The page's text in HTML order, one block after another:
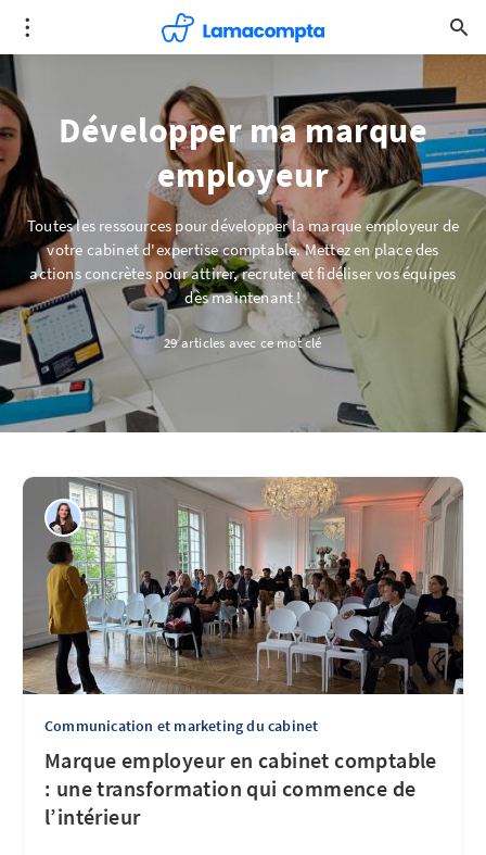
Développer ma marque
employeur
Toutes les ressources pour développer la marque employeur de
votre cabinet d'expertise comptable. Mettez en place des
actions concrètes pour attirer, recruter et fidéliser vos équipes
dès maintenant !
29 articles avec ce mot clé
Communication et marketing du cabinet
Marque employeur en cabinet comptable
: une transformation qui commence de
l’intérieur